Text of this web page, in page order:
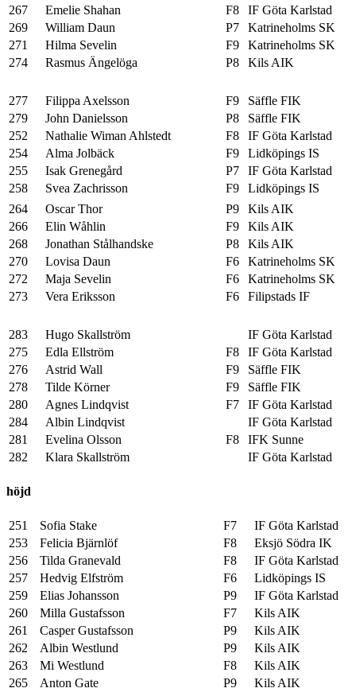
267
Emelie Shahan F8
IF Göta Karlstad
269
William Daun P7
Katrineholms SK
271
Hilma Sevelin F9
Katrineholms SK
274
Rasmus Ängelöga P8 Kils AIK
277 Filippa Axelsson F9
Säffle FIK
279
John Danielsson P8
Säffle FIK
252
Nathalie Wiman Ahlstedt F8
IF Göta Karlstad
254
Alma Jolbäck F9
Lidköpings IS
255
Isak Grenegård P7
IF Göta Karlstad
258
Svea Zachrisson F9
Lidköpings IS
264
Oscar Thor P9
Kils AIK
266
Elin Wåhlin F9
Kils AIK
268
Jonathan Stålhandske P8
Kils AIK
270
Lovisa Daun F6
Katrineholms SK
272
Maja Sevelin F6
Katrineholms SK
273
Vera Eriksson F6 Filipstads IF
283 Hugo Skallström
IF Göta Karlstad
275
Edla Ellström F8
IF Göta Karlstad
276
Astrid Wall F9
Säffle FIK
278
Tilde Körner F9
Säffle FIK
280
Agnes Lindqvist F7
IF Göta Karlstad
284
Albin Lindqvist
IF Göta Karlstad
281
Evelina Olsson F8
IFK Sunne
282
Klara Skallström IF Göta Karlstad
höjd
251 Sofia Stake F7
IF Göta Karlstad
253
Felicia Bjärnlöf F8
Eksjö Södra IK
256
Tilda Granevald F8
IF Göta Karlstad
257
Hedvig Elfström F6
Lidköpings IS
259
Elias Johansson P9
IF Göta Karlstad
260
Milla Gustafsson F7
Kils AIK
261
Casper Gustafsson P9
Kils AIK
262
Albin Westlund P9
Kils AIK
263
Mi Westlund F8
Kils AIK
265
Anton Gate P9
Kils AIK